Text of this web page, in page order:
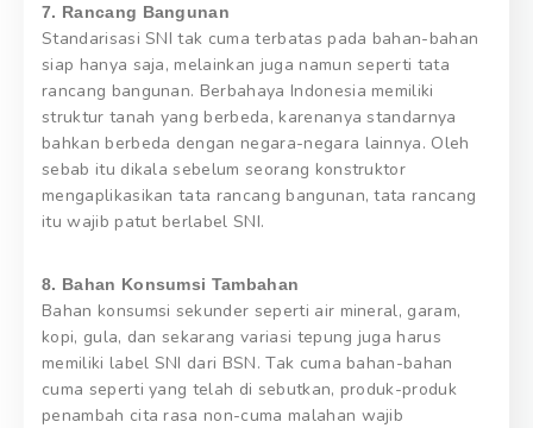
7. Rancang Bangunan
Standarisasi SNI tak cuma terbatas pada bahan-bahan
siap hanya saja, melainkan juga namun seperti tata
rancang bangunan. Berbahaya Indonesia memiliki
struktur tanah yang berbeda, karenanya standarnya
bahkan berbeda dengan negara-negara lainnya. Oleh
sebab itu dikala sebelum seorang konstruktor
mengaplikasikan tata rancang bangunan, tata rancang
itu wajib patut berlabel SNI.
8. Bahan Konsumsi Tambahan
Bahan konsumsi sekunder seperti air mineral, garam,
kopi, gula, dan sekarang variasi tepung juga harus
memiliki label SNI dari BSN. Tak cuma bahan-bahan
cuma seperti yang telah di sebutkan, produk-produk
penambah cita rasa non-cuma malahan wajib